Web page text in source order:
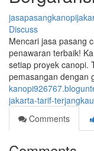
Discuss
Mencari jasa pasang
penawaran terbaik!
setiap proyek canopi.
pemasangan dengan
jakarta-tarif-
Comments